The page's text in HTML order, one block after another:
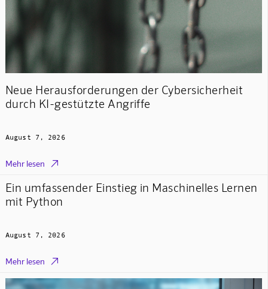
Neue Herausforderungen der Cybersicherheit
durch KI-gestützte Angriffe
August 7, 2026
Mehr lesen 
Ein umfassender Einstieg in Maschinelles Lernen
mit Python
August 7, 2026
Mehr lesen 